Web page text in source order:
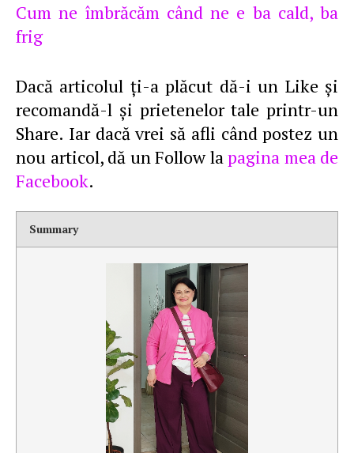
Cum ne îmbrăcăm când ne e ba cald, ba
frig
Dacă articolul ţi-a plăcut dă-i un Like şi
recomandă-l şi prietenelor tale printr-un
Share. Iar dacă vrei să afli când postez un
nou articol, dă un Follow lapagina mea de
Facebook.
Summary